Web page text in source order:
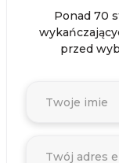
Ponad 70
przed